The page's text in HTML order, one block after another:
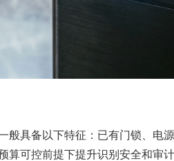
般具备以下特征：已有门锁、电
算可控前提下提升识别安全和审